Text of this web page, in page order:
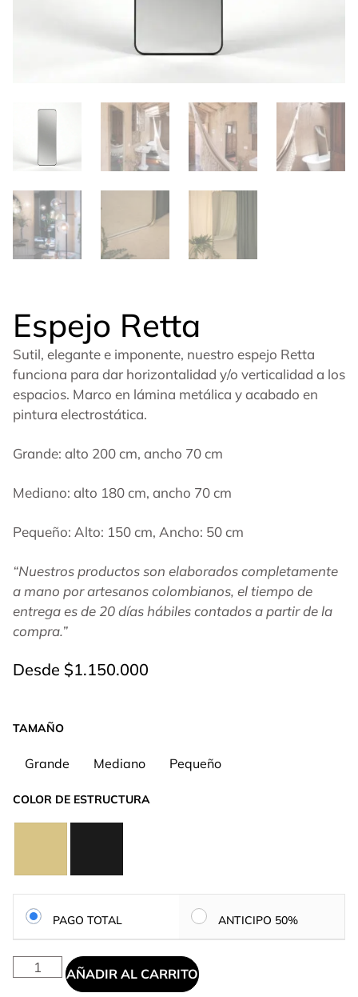
Espejo Retta
Sutil, elegante e imponente, nuestro espejo Retta
funciona para dar horizontalidad y/o verticalidad a los
espacios. Marco en lámina metálica y acabado en
pintura electrostática.
Grande: alto 200 cm, ancho 70 cm
Mediano: alto 180 cm, ancho 70 cm
Pequeño: Alto: 150 cm, Ancho: 50 cm
“Nuestros productos son elaborados completamente
a mano por artesanos colombianos, el tiempo de
entrega es de 20 días hábiles contados a partir de la
compra.”
Desde $1.150.000
TAMAÑO
Grande Mediano Pequeño
COLOR DE ESTRUCTURA
ANTICIPO 50%
PAGO TOTAL
AÑADIR AL CARRITO